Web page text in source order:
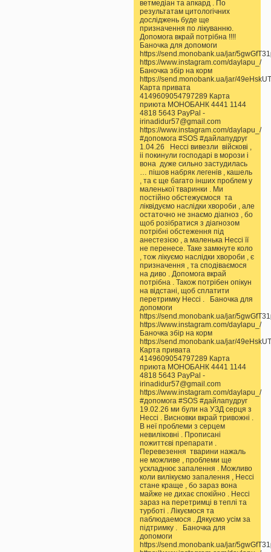
ветмедіан та апкард . По
результатам цитологічних
досліджень буде ще
призначення по лікуванню.
Допомога вкрай потрібна !!!!
Баночка для допомоги
https://send.monobank.ua/jar/
https://www.instagram.com/daylapu_/
Баночка збір на корм
https://send.monobank.ua/jar/
Карта привата
4149609054797289 Карта
приюта МОНОБАНК 4441 1144
4818 5643 PayPal -
irinadidur57@gmail.com
https://www.instagram.com/daylapu_/
#допомога #SOS #дайлапудруг
1.04.26 Нессі вивезли війскові ,
іі покинули господарі в морози і
вона дуже сильно застудилась
… пішов набряк легенів , кашель
, та є ще багато інших проблем у
маленької тваринки . Ми
постійно обстежуємося та
ліквідуємо наслідки хвороби , але
остаточно не знаємо діагноз , бо
щоб розібратися з діагнозом
потрібні обстеження під
анестезією , а маленька Нессі її
не перенесе. Таке замкнуте коло
, тож лікуємо наслідки хвороби , є
призначення , та сподіваємося
на диво . Допомога вкрай
потрібна . Також потрібен опікун
на відстані, щоб сплатити
перетримку Нессі . Баночка для
допомоги
https://send.monobank.ua/jar/
https://www.instagram.com/daylapu_/
Баночка збір на корм
https://send.monobank.ua/jar/
Карта привата
4149609054797289 Карта
приюта МОНОБАНК 4441 1144
4818 5643 PayPal -
irinadidur57@gmail.com
https://www.instagram.com/daylapu_/
#допомога #SOS #дайлапудруг
19.02.26 ми були на УЗД серця з
Нессі . Висновки вкрай тривожні .
В неї проблеми з серцем
невиліковні . Прописані
пожиттєві препарати .
Перевезення тварини нажаль
не можливе , проблеми ще
ускладнює запалення . Можливо
коли вилікуємо запалення , Нессі
стане краще , бо зараз вона
майже не дихає спокійно . Нессі
зараз на перетримці в теплі та
турботі . Лікуємося та
паблюдаемося . Дякуємо усім за
підтримку . Баночка для
допомоги
https://send.monobank.ua/jar/